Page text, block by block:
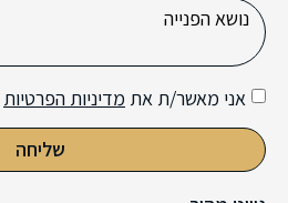
אני מאשר/ת את מדיניות הפרטיות
שליחה